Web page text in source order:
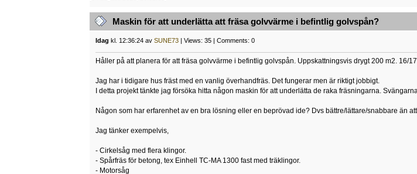
Maskin för att underlätta att fräsa golvvärme i befintlig golvspån?
Idag kl. 12:36:24 av SUNE73| Views: 35 | Comments: 0
Håller på att planera för att fräsa golvvärme i befintlig golvspån. Uppskattningsvis drygt 200 m2.
Jag har i tidigare hus fräst med en vanlig överhandfräs. Det fungerar men är riktigt jobbigt.
I detta projekt tänkte jag försöka hitta någon maskin för att underlätta de raka fräsningarna.
Någon som har erfarenhet av en bra lösning eller en beprövad ide? Dvs bättre/lättare/snabbare än
Jag tänker exempelvis,
- Cirkelsåg med flera klingor.
- Spårfräs för betong, tex Einhell TC-MA 1300 fast med träklingor.
- Motorsåg